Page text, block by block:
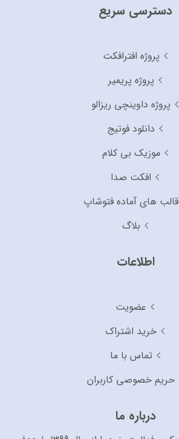
دسترسی سریع
پروژه افترافکت
پروژه پریمیر
پروژه داوینچی ریزالو
دانلود فوتیج
موزیک بی کلام
افکت صدا
قالب های آماده فتوشاپ
بلاگ
اطلاعات
عضویت
خرید اشتراک
تماس با ما
حریم خصوصی کاربران
درباره ما